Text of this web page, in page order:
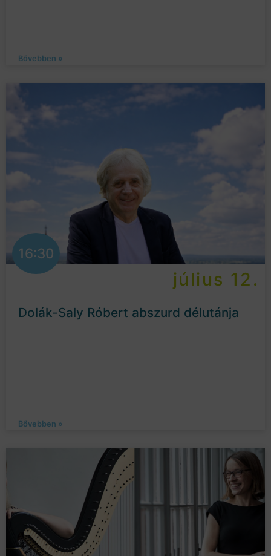
Bővebben »
16:30
július 12.
Dolák-Saly Róbert abszurd délutánja
Bővebben »